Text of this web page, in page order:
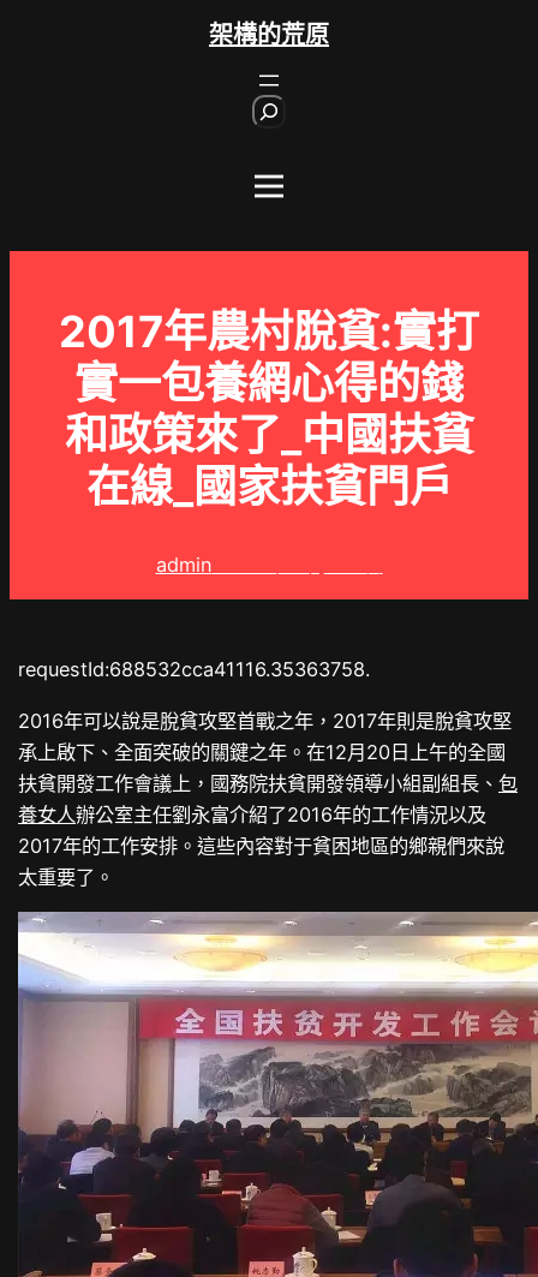
架構的荒原
2017年農村脫貧:實打
實一包養網心得的錢
和政策來了_中國扶貧
在線_國家扶貧門戶
admin
requestId:688532cca41116.35363758.
2016年可以說是脫貧攻堅首戰之年，2017年則是脫貧攻堅
承上啟下、全面突破的關鍵之年。在12月20日上午的全國
扶貧開發工作會議上，國務院扶貧開發領導小組副組長、包
養女人辦公室主任劉永富介紹了2016年的工作情況以及
2017年的工作安排。這些內容對于貧困地區的鄉親們來說
太重要了。